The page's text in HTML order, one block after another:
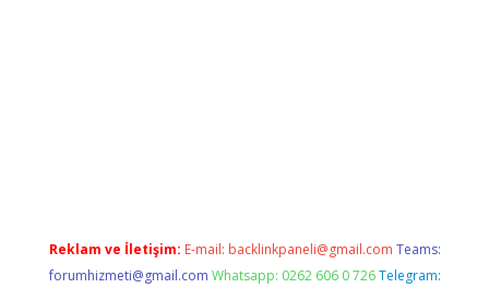
Reklam ve İletişim: E-mail: backlinkpaneli@gmail.com Teams:
forumhizmeti@gmail.com Whatsapp: 0262 606 0 726 Telegram: